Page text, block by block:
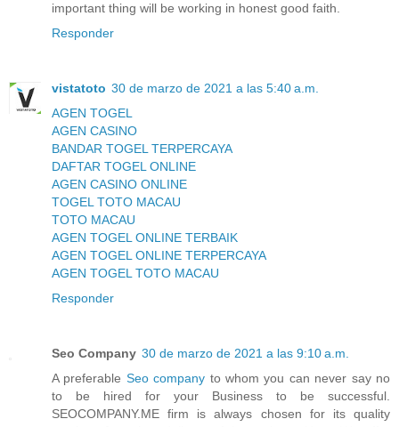
important thing will be working in honest good faith.
Responder
vistatoto 30 de marzo de 2021 a las 5:40 a.m.
AGEN TOGEL
AGEN CASINO
BANDAR TOGEL TERPERCAYA
DAFTAR TOGEL ONLINE
AGEN CASINO ONLINE
TOGEL TOTO MACAU
TOTO MACAU
AGEN TOGEL ONLINE TERBAIK
AGEN TOGEL ONLINE TERPERCAYA
AGEN TOGEL TOTO MACAU
Responder
Seo Company 30 de marzo de 2021 a las 9:10 a.m.
A preferable Seo company to whom you can never say no
to be hired for your Business to be successful.
SEOCOMPANY.ME firm is always chosen for its quality